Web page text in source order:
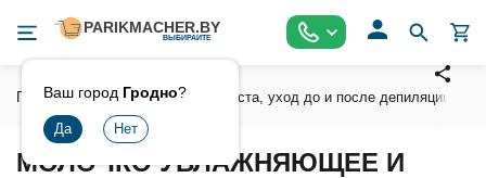
Ваш город Гродно?
Главная Воски , сахарная паста, уход до и после депиляции
МОЛОЧКО УВЛАЖНЯЮЩЕЕ И